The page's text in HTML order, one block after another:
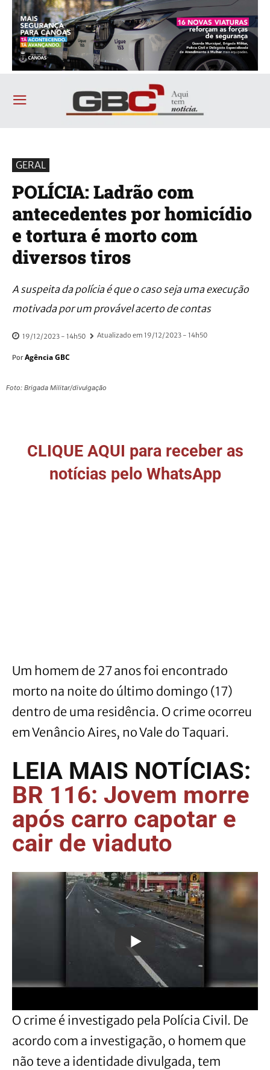
GERAL
POLÍCIA: Ladrão com
antecedentes por homicídio
e tortura é morto com
diversos tiros
A suspeita da polícia é que o caso seja uma execução
motivada por um provável acerto de contas
19/12/2023 - 14h50 Atualizado em 19/12/2023 - 14h50
Por Agência GBC
Foto: Brigada Militar/divulgação
CLIQUE AQUI para receber as
notícias pelo WhatsApp
Um homem de 27 anos foi encontrado
morto na noite do último domingo (17)
dentro de uma residência. O crime ocorreu
em Venâncio Aires, no Vale do Taquari.
LEIA MAIS NOTÍCIAS:
BR 116: Jovem morre
após carro capotar e
cair de viaduto
O crime é investigado pela Polícia Civil. De
acordo com a investigação, o homem que
não teve a identidade divulgada, tem